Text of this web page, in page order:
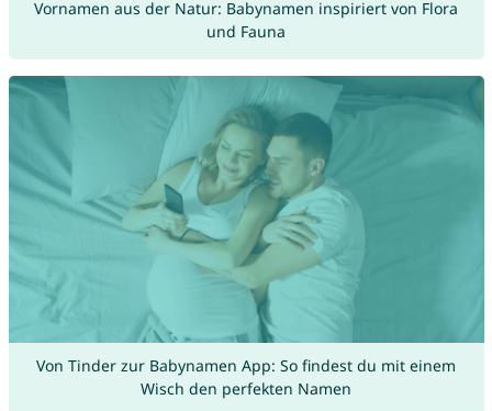
Vornamen aus der Natur: Babynamen inspiriert von Flora
und Fauna
Von Tinder zur Babynamen App: So findest du mit einem
Wisch den perfekten Namen